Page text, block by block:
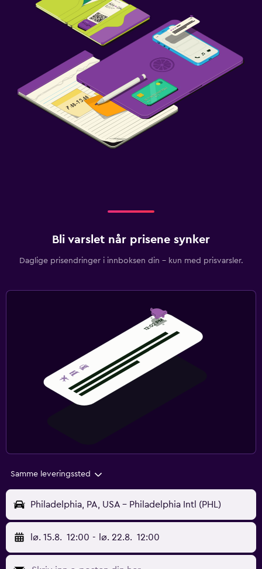
Bli varslet når prisene synker
Daglige prisendringer i innboksen din – kun med prisvarsler.
Samme leveringssted
Philadelphia, PA, USA - Philadelphia Intl (PHL)
lø. 15.8. 12:00 - lø. 22.8. 12:00